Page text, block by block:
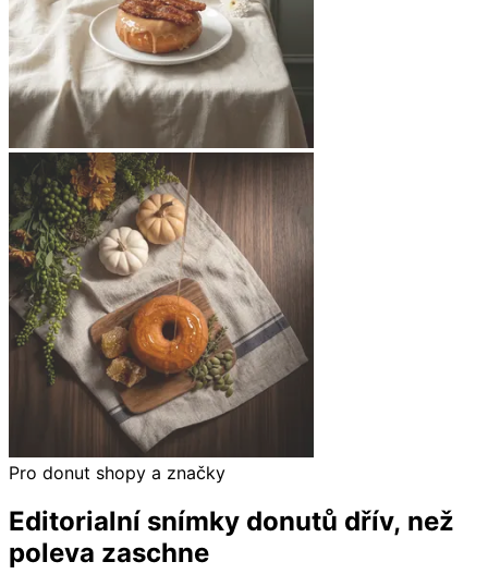
Pro donut shopy a značky
Editorialní snímky donutů dřív, než
poleva zaschne